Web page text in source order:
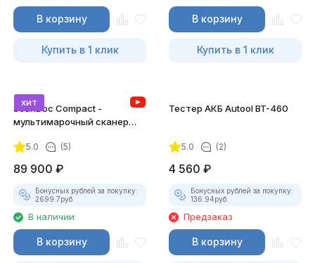
В корзину
Купить в 1 клик
В корзину
Купить в 1 клик
хит
ScanDoc Compact -
мультимарочный сканер
5.0 (5)
89 900 ₽
Бонусных рублей за покупку:
2699.7руб.
В наличии
В корзину
Тестер АКБ Autool BT-460
5.0 (2)
4 560 ₽
Бонусных рублей за покупку:
136.94руб.
Предзаказ
В корзину